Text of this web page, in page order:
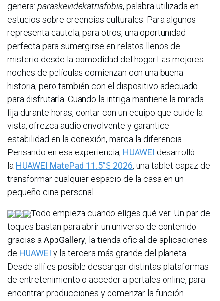
genera: paraskevidekatriafobia, palabra utilizada en
estudios sobre creencias culturales. Para algunos
representa cautela; para otros, una oportunidad
perfecta para sumergirse en relatos llenos de
misterio desde la comodidad del hogar.Las mejores
noches de películas comienzan con una buena
historia, pero también con el dispositivo adecuado
para disfrutarla. Cuando la intriga mantiene la mirada
fija durante horas, contar con un equipo que cuide la
vista, ofrezca audio envolvente y garantice
estabilidad en la conexión, marca la diferencia.
Pensando en esa experiencia, HUAWEI desarrolló
la HUAWEI MatePad 11.5”S 2026, una tablet capaz de
transformar cualquier espacio de la casa en un
pequeño cine personal.
Todo empieza cuando eliges qué ver. Un par de
toques bastan para abrir un universo de contenido
gracias a AppGallery, la tienda oficial de aplicaciones
de HUAWEI y la tercera más grande del planeta.
Desde allí es posible descargar distintas plataformas
de entretenimiento o acceder a portales online, para
encontrar producciones y comenzar la función